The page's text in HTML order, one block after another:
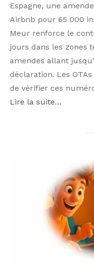
Espagne, une
Airbnb pour 65 000
Meur renforce le
jours dans les zones
amendes allant
déclaration. Les
de vérifier ces
Lire la suite…